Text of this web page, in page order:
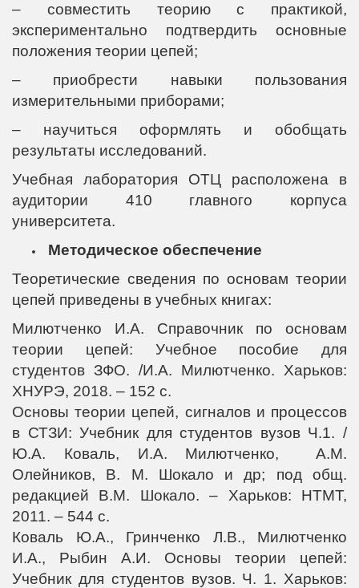
– совместить теорию с практикой,
экспериментально подтвердить основные
положения теории цепей;
– приобрести навыки пользования
измерительными приборами;
– научиться оформлять и обобщать
результаты исследований.
Учебная лаборатория ОТЦ расположена в
аудитории 410 главного корпуса
университета.
Методическое обеспечение
Теоретические сведения по основам теории
цепей приведены в учебных книгах:
Милютченко И.А. Справочник по основам
теории цепей: Учебное пособие для
студентов ЗФО. /И.А. Милютченко. Харьков:
ХНУРЭ, 2018. – 152 с.
Основы теории цепей, сигналов и процессов
в СТЗИ: Учебник для студентов вузов Ч.1. /
Ю.А. Коваль, И.А. Милютченко, А.М.
Олейников, В. М. Шокало и др; под общ.
редакцией В.М. Шокало. – Харьков: НТМТ,
2011. – 544 с.
Коваль Ю.А., Гринченко Л.В., Милютченко
И.А., Рыбин А.И. Основы теории цепей:
Учебник для студентов вузов. Ч. 1. Харьков: